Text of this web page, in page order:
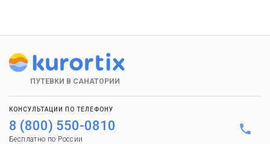
ПУТЕВКИ В САНАТОРИИ
КОНСУЛЬТАЦИИ ПО ТЕЛЕФОНУ
8 (800) 550-0810
Бесплатно по России